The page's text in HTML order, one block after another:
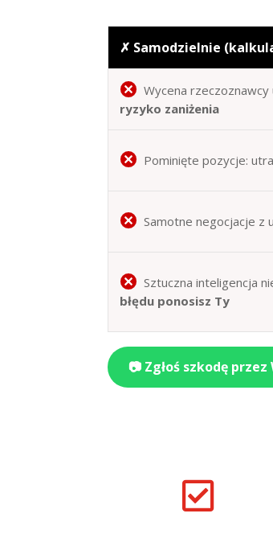
✗ Samodzielnie
Wycena
ryzyko zaniżenia
Pominięte pozycje:
Samotne negocjacje z
Sztuczna inteligencja
błędu ponosisz Ty
📷 Zgłoś szkodę
